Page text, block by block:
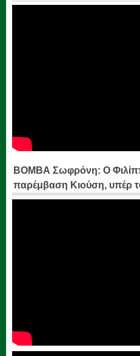
ΒΟΜΒΑ Σωφρόνη: Ο
παρέμβαση Κιούση, υπέρ